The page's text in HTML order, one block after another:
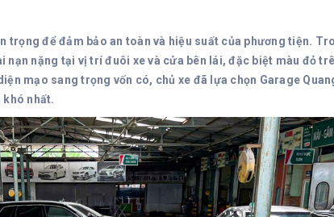
trọng để đảm bảo an toàn và hiệu suất của phương tiện.
nạn nặng tại vị trí đuôi xe và cửa bên lái, đặc biệt màu đỏ
mạo sang trọng vốn có, chủ xe đã lựa chọn Garage
khó nhất.